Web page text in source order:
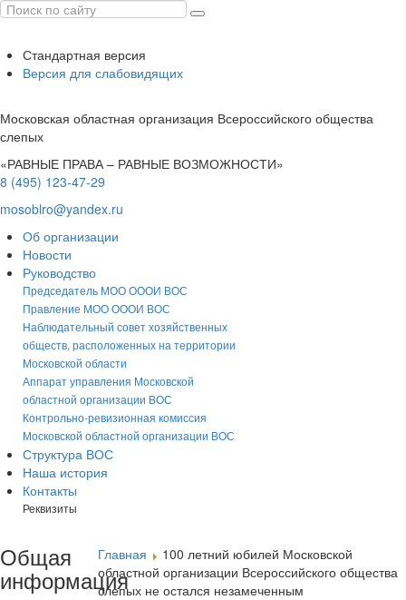
Стандартная версия
Версия для слабовидящих
Московская областная организация Всероссийского общества
слепых
«РАВНЫЕ ПРАВА – РАВНЫЕ ВОЗМОЖНОСТИ»
8 (495) 123-47-29
mosoblro@yandex.ru
Об организации
Новости
Руководство
Председатель МОО ОООИ ВОС
Правление МОО ОООИ ВОС
Наблюдательный совет хозяйственных
обществ, расположенных на территории
Московской области
Аппарат управления Московской
областной организации ВОС
Контрольно-ревизионная комиссия
Московской областной организации ВОС
Структура ВОС
Наша история
Контакты
Реквизиты
Главная
100 летний юбилей Московской
областной организации Всероссийского общества
слепых не остался незамеченным
Общая
информация